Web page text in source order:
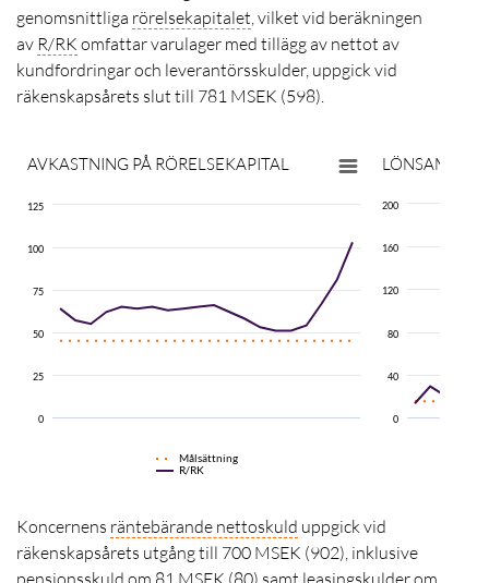
genomsnittliga rörelsekapitalet , vilket vid beräkningen
av R/RK omfattar varulager med tillägg av nettot av
kundfordringar och leverantörsskulder, uppgick vid
räkenskapsårets slut till 781 MSEK (598).
AVKASTNING PÅ RÖRELSEKAPITAL
Målsättning
R/RK
0
25
50
75
100
125
0
40
80
120
160
200
Koncernens räntebärande nettoskuld uppgick vid
räkenskapsårets utgång till 700 MSEK (902), inklusive
pensionsskuld om 81 MSEK (80) samt leasingskulder om